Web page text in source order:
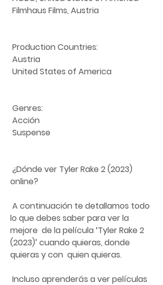
Filmhaus Films, Austria
Production Countries:
Austria
United States of America
Genres:
Acción
Suspense
online?
lo que debes saber para ver la
mejore  de la película ‘Tyler Rake 2
(2023)’ cuando quieras, donde
quieras y con  quien quieras.